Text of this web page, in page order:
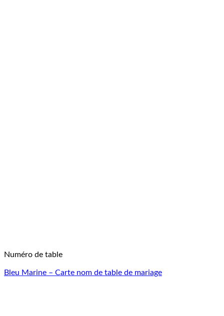
Numéro de table
Bleu Marine – Carte nom de table de mariage